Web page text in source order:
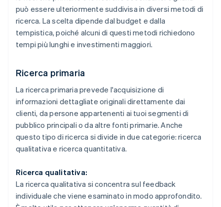
può essere ulteriormente suddivisa in diversi metodi di
ricerca. La scelta dipende dal budget e dalla
tempistica, poiché alcuni di questi metodi richiedono
tempi più lunghi e investimenti maggiori.
Ricerca primaria
La ricerca primaria prevede l'acquisizione di
informazioni dettagliate originali direttamente dai
clienti, da persone appartenenti ai tuoi segmenti di
pubblico principali o da altre fonti primarie. Anche
questo tipo di ricerca si divide in due categorie: ricerca
qualitativa e ricerca quantitativa.
Ricerca qualitativa:
La ricerca qualitativa si concentra sul feedback
individuale che viene esaminato in modo approfondito.